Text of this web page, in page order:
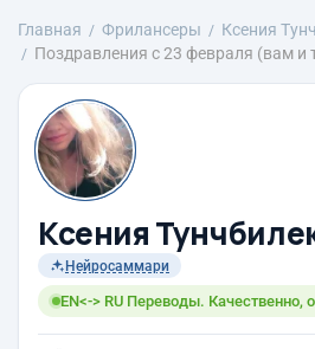
Главная Фрилансеры Ксения
Поздравления с 23 февраля (вам и
Ксения
Нейросаммари
EN<-> RU Переводы. Качественно,